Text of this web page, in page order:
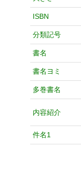
ISBN
分類記号
書名
書名ヨミ
多巻書名
内容紹介
件名1